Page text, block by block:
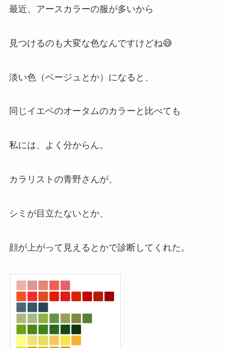
最近、アースカラーの服が多いから
見つけるのも大変な色なんですけどね😅
淡い色（ベージュとか）になると、
同じイエベのオータムのカラーと比べても
私には、よく分からん。
カラリストの青野さんが、
シミが目立たないとか、
顔が上がって見えるとかで診断してくれた。